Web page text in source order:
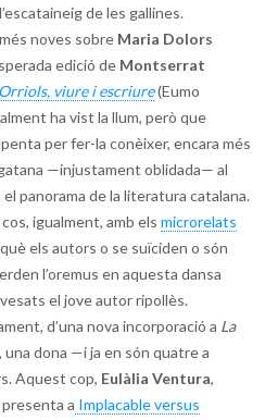
de les gallines.
noves sobre Maria Dolors
edició deMontserrat
viure i escriure(Eumo
ha vist la llum, però que
per fer-la conèixer, encara més
—injustament oblidada— al
panorama de la literatura catalana.
igualment, amb els microrelats
els autors o se suïciden o són
l’oremus en aquesta dansa
el jove autor ripollès.
d’una nova incorporació a La
una dona —i ja en són quatre a
Aquest cop, Eulàlia Ventura,
a Implacable versus